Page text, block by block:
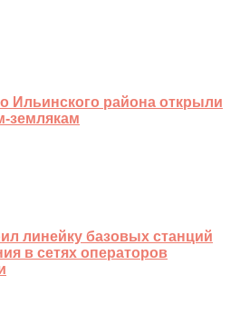
Ильинского района открыли
землякам
линейку базовых станций
в сетях операторов